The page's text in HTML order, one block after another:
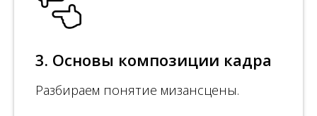
3. Основы композиции кадра
Разбираем понятие мизансцены.